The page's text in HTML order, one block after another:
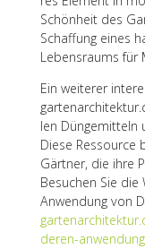
Schön­heit des
Schaf­fung eines
Lebens­raums für
Ein weite­rer
len Dünge­mit­teln
Diese
Gärt­ner, die ihre
Besu­chen Sie
Anwen­dung von
deren-